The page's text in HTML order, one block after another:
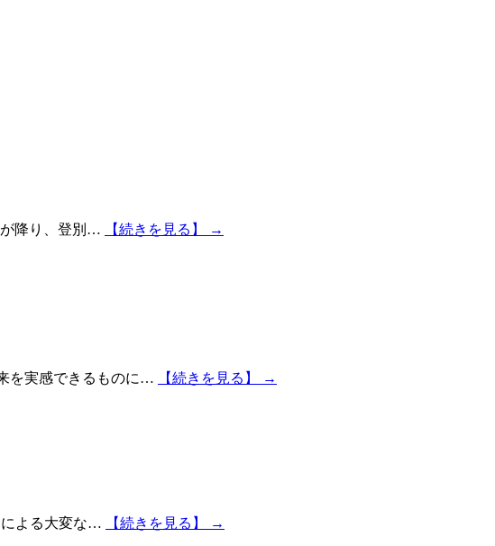
降り、登別… 【続きを見る】 →
を実感できるものに… 【続きを見る】 →
による大変な… 【続きを見る】 →